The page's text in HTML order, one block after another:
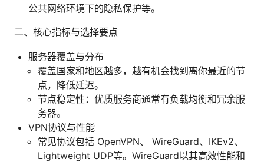
公共网络环境下的隐私保护等。
二、核心指标与选择要点
服务器覆盖与分布
覆盖国家和地区越多，越有机会找到离你最近的节
点，降低延迟。
节点稳定性：优质服务商通常有负载均衡和冗余服
务器。
VPN协议与性能
常见协议包括 OpenVPN、 WireGuard、IKEv2、
Lightweight UDP等。WireGuard以其高效性能和